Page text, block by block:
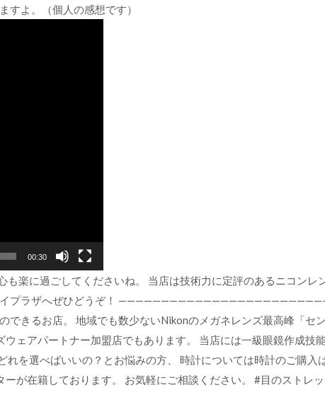
すよ。（個人の感想です）
00:30
楽に過ごしてくださいね。 当店は技術力に定評のあるニコンレ
のアイプラザへぜひどうぞ！
きるお店。 地域でも数少ないNikonのメガネレンズ最高峰「セ
ェアパートナー加盟店でもあります。 当店には一級眼鏡作成技
を選べばいいの？とお悩みの方、 時計については時計のご購入
が在籍しております。 お気軽にご相談ください。 #目のストレ